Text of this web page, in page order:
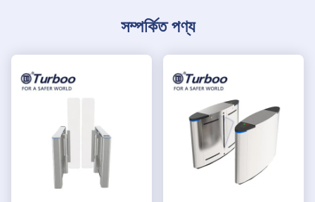
সম্পর্কিত পণ্য